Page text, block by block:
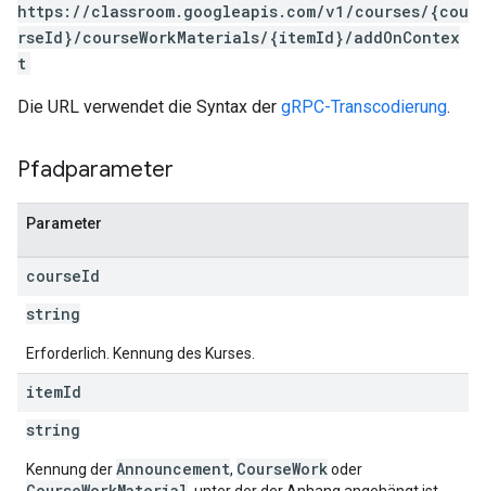
https://classroom.googleapis.com/v1/courses/{cou
rseId}/courseWorkMaterials/{itemId}/addOnContex
t
Die URL verwendet die Syntax der gRPC-Transcodierung.
Pfadparameter
Parameter
courseId
string
Erforderlich. Kennung des Kurses.
itemId
string
Kennung derAnnouncement, CourseWorkoder